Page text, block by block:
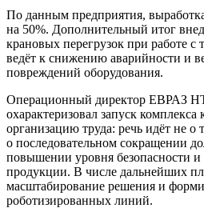
По данным предприятия,
на 50%. Дополнительный итог
крановых перегрузок при работе с
ведёт к снижению аварийности и
повреждений оборудования.
Операционный директор ЕВРАЗ
охарактеризовал запуск
организацию труда: речь идёт не о
о последовательном сокращении
повышении уровня безопасности и
продукции. В числе дальнейших
масштабирование решения и
роботизированных линий.